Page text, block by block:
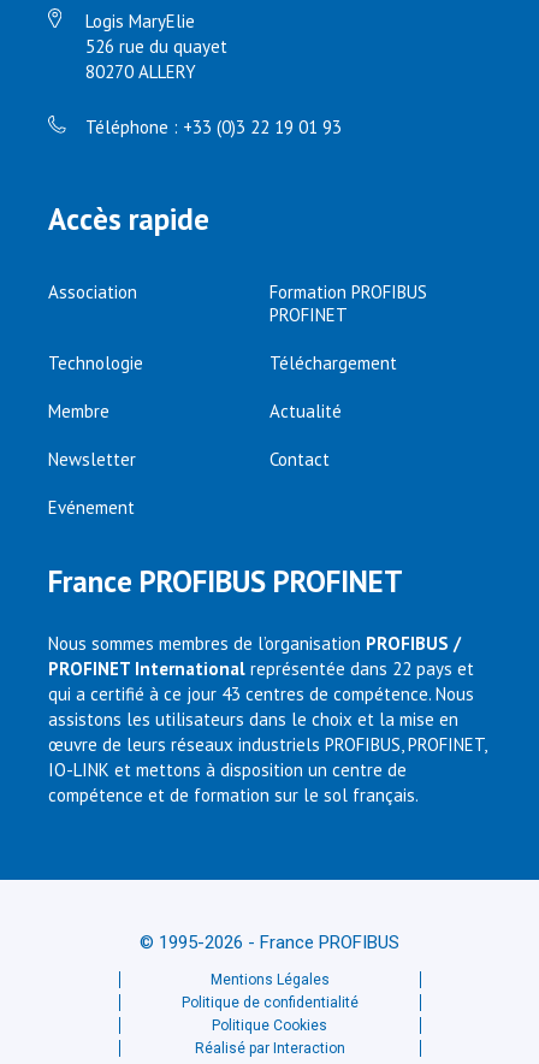
Logis MaryElie
526 rue du quayet
80270 ALLERY
Téléphone : +33 (0)3 22 19 01 93
Accès rapide
Association
Formation PROFIBUS
PROFINET
Technologie Téléchargement
Membre Actualité
Newsletter Contact
Evénement
France PROFIBUS PROFINET
Nous sommes membres de l’organisation PROFIBUS /
PROFINET International représentée dans 22 pays et
qui a certifié à ce jour 43 centres de compétence. Nous
assistons les utilisateurs dans le choix et la mise en
œuvre de leurs réseaux industriels PROFIBUS, PROFINET,
IO-LINK et mettons à disposition un centre de
compétence et de formation sur le sol français.
© 1995-2026 - France PROFIBUS
Mentions Légales
Politique de confidentialité
Politique Cookies
Réalisé par Interaction